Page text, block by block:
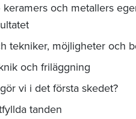
och metallers
tekniker, möjligheter och
och friläggning
vi i det första skedet?
tanden